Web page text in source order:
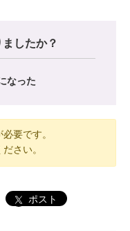
したか？
なった
必要です。
さい。
ポスト